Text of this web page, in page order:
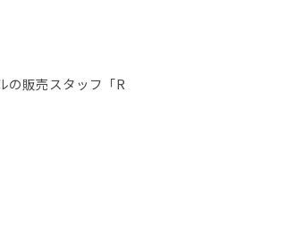
の販売スタッフ「R